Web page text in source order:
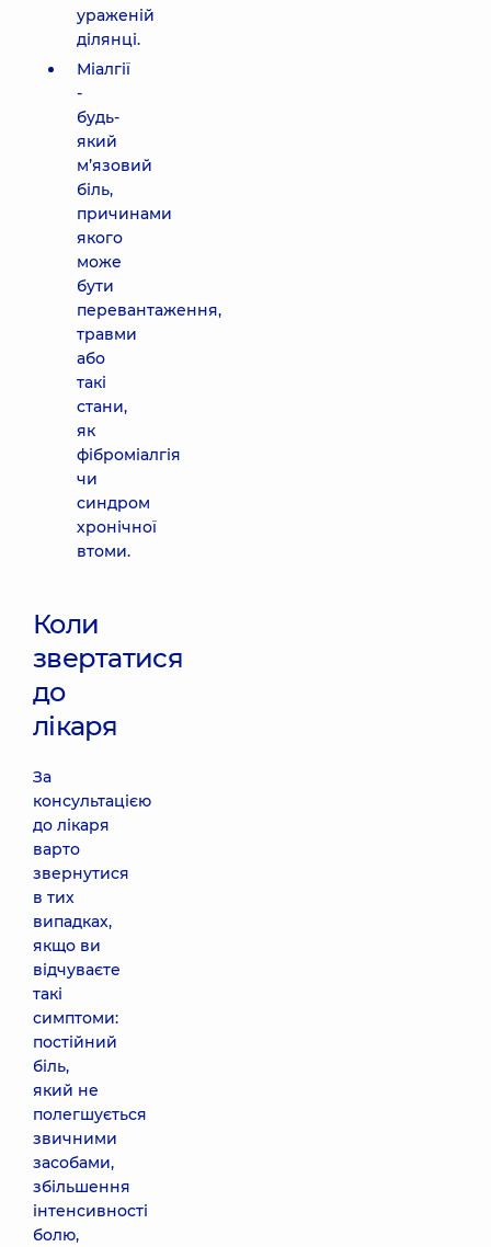
ураженій
ділянці.
Міалгії
-
будь-
який
м’язовий
біль,
причинами
якого
може
бути
перевантаження,
травми
або
такі
стани,
як
фіброміалгія
чи
синдром
хронічної
втоми.
Коли
звертатися
до
лікаря
За
консультацією
до лікаря
варто
звернутися
в тих
випадках,
якщо ви
відчуваєте
такі
симптоми:
постійний
біль,
який не
полегшується
звичними
засобами,
збільшення
інтенсивності
болю,